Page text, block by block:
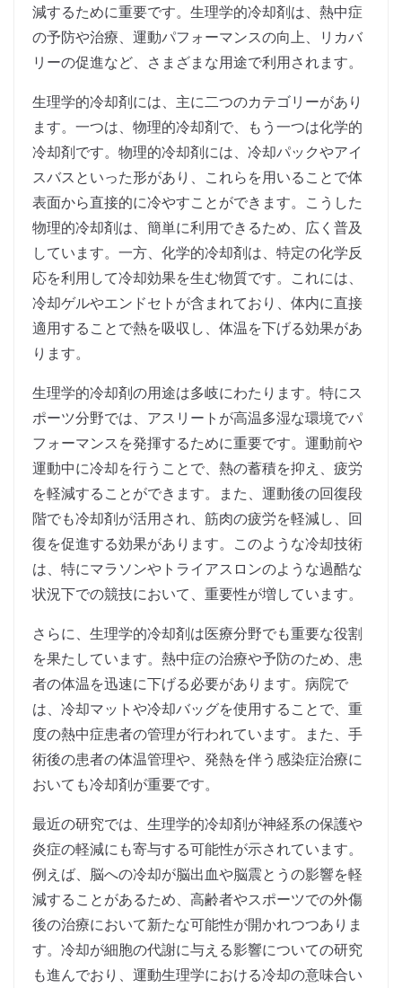
減するために重要です。生理学的冷却剤は、熱中症
の予防や治療、運動パフォーマンスの向上、リカバ
リーの促進など、さまざまな用途で利用されます。
生理学的冷却剤には、主に二つのカテゴリーがあり
ます。一つは、物理的冷却剤で、もう一つは化学的
冷却剤です。物理的冷却剤には、冷却パックやアイ
スバスといった形があり、これらを用いることで体
表面から直接的に冷やすことができます。こうした
物理的冷却剤は、簡単に利用できるため、広く普及
しています。一方、化学的冷却剤は、特定の化学反
応を利用して冷却効果を生む物質です。これには、
冷却ゲルやエンドセトが含まれており、体内に直接
適用することで熱を吸収し、体温を下げる効果があ
ります。
生理学的冷却剤の用途は多岐にわたります。特にス
ポーツ分野では、アスリートが高温多湿な環境でパ
フォーマンスを発揮するために重要です。運動前や
運動中に冷却を行うことで、熱の蓄積を抑え、疲労
を軽減することができます。また、運動後の回復段
階でも冷却剤が活用され、筋肉の疲労を軽減し、回
復を促進する効果があります。このような冷却技術
は、特にマラソンやトライアスロンのような過酷な
状況下での競技において、重要性が増しています。
さらに、生理学的冷却剤は医療分野でも重要な役割
を果たしています。熱中症の治療や予防のため、患
者の体温を迅速に下げる必要があります。病院で
は、冷却マットや冷却バッグを使用することで、重
度の熱中症患者の管理が行われています。また、手
術後の患者の体温管理や、発熱を伴う感染症治療に
おいても冷却剤が重要です。
最近の研究では、生理学的冷却剤が神経系の保護や
炎症の軽減にも寄与する可能性が示されています。
例えば、脳への冷却が脳出血や脳震とうの影響を軽
減することがあるため、高齢者やスポーツでの外傷
後の治療において新たな可能性が開かれつつありま
す。冷却が細胞の代謝に与える影響についての研究
も進んでおり、運動生理学における冷却の意味合い